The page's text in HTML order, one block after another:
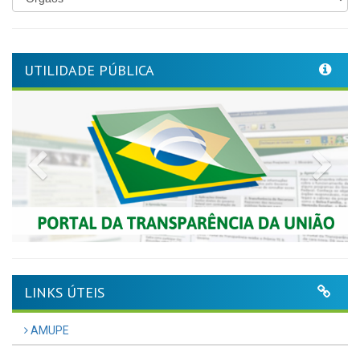
UTILIDADE PÚBLICA
Previous
LINKS ÚTEIS
AMUPE